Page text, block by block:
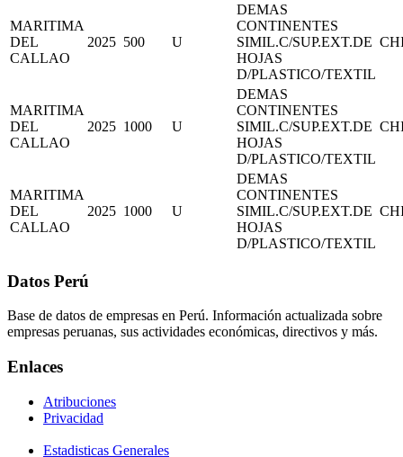
MARITIMA
DEL
CALLAO
2025 500 U
DEMAS
CONTINENTES
SIMIL.C/SUP.EXT.DE
HOJAS
D/PLASTICO/TEXTIL
MARITIMA
DEL
CALLAO
2025 1000 U
DEMAS
CONTINENTES
SIMIL.C/SUP.EXT.DE
HOJAS
D/PLASTICO/TEXTIL
MARITIMA
DEL
CALLAO
2025 1000 U
DEMAS
CONTINENTES
SIMIL.C/SUP.EXT.DE
HOJAS
D/PLASTICO/TEXTIL
Datos Perú
Base de datos de empresas en Perú. Información actualizada sobre
empresas peruanas, sus actividades económicas, directivos y más.
Enlaces
Atribuciones
Privacidad
Estadisticas Generales